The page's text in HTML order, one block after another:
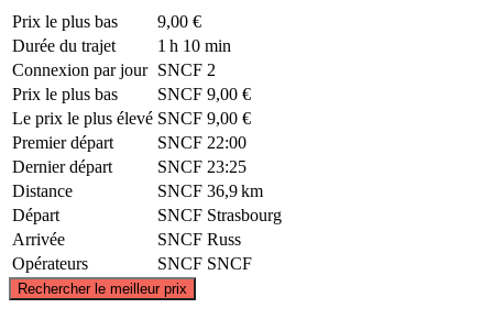
Prix ​​le plus bas
9,00 €
Durée du trajet
1 h 10 min
Connexion par jour SNCF 2
Prix ​​le plus bas
SNCF 9,00 €
Le prix le plus élevé SNCF 9,00 €
Premier départ
SNCF 22:00
Dernier départ
SNCF 23:25
Distance
SNCF 36,9 km
Départ
SNCF Strasbourg
Arrivée
SNCF Russ
Opérateurs
SNCF SNCF
Rechercher le meilleur prix